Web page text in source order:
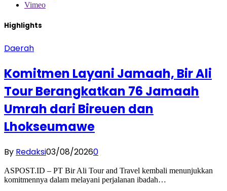
Vimeo
Highlights
Daerah
Komitmen Layani Jamaah, Bir Ali
Tour Berangkatkan 76 Jamaah
Umrah dari Bireuen dan
Lhokseumawe
By Redaksi03/08/20260
ASPOST.ID – PT Bir Ali Tour and Travel kembali menunjukkan
komitmennya dalam melayani perjalanan ibadah…